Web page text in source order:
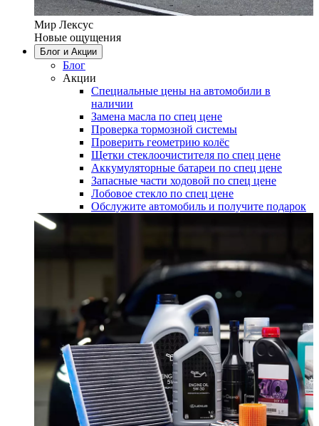
Мир Лексус
Новые ощущения
Блог и Акции
Блог
Акции
Специальные цены на автомобили в
наличии
Замена масла по спец цене
Проверка тормозной системы
Проверить геометрию колёс
Щетки стеклоочистителя по спец цене
Аккумуляторные батареи по спец цене
Запасные части ходовой по спец цене
Лобовое стекло по спец цене
Обслужите автомобиль и получите подарок